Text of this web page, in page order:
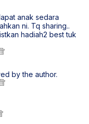
anak sedara
ni. Tq sharing..
hadiah2 best tuk
by the author.